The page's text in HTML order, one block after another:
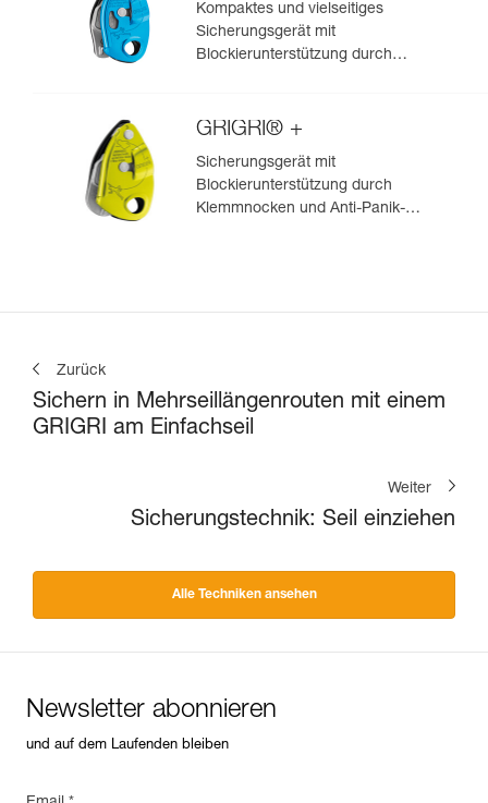
Kompaktes und vielseitiges
Sicherungsgerät mit
Blockierunterstützung durch
GRIGRI® +
Sicherungsgerät mit
Blockierunterstützung durch
Klemmnocken und Anti-Panik-
Zurück
Sichern in Mehrseillängenrouten mit einem
GRIGRI am Einfachseil
Weiter
Sicherungstechnik: Seil einziehen
Alle Techniken ansehen
Newsletter abonnieren
und auf dem Laufenden bleiben